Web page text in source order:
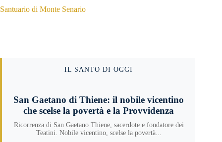
Santuario di Monte Senario
IL SANTO DI OGGI
San Gaetano di Thiene: il nobile vicentino
che scelse la povertà e la Provvidenza
Ricorrenza di San Gaetano Thiene, sacerdote e fondatore dei
Teatini. Nobile vicentino, scelse la povertà...